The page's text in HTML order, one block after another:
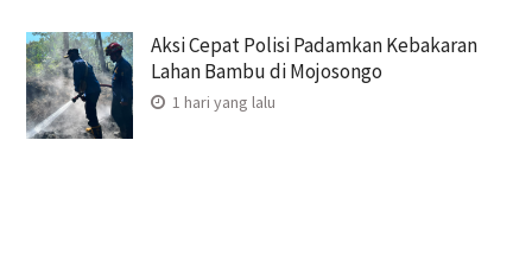
Aksi Cepat Polisi Padamkan Kebakaran
Lahan Bambu di Mojosongo
1 hari yang lalu